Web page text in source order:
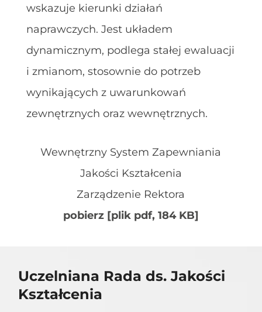
wskazuje kierunki działań
naprawczych. Jest układem
dynamicznym, podlega stałej ewaluacji
i zmianom, stosownie do potrzeb
wynikających z uwarunkowań
zewnętrznych oraz wewnętrznych.
Wewnętrzny System Zapewniania
Jakości Kształcenia
Zarządzenie Rektora
pobierz [plik pdf, 184 KB]
Uczelniana Rada ds. Jakości
Kształcenia